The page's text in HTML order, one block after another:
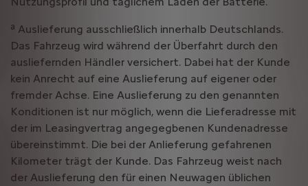
a Auslieferung ausschließlich innerhalb Deutschlands.
Das Fahrzeug wird während der Überfahrt durch den
ausliefernden Händler versichert. Dabei hat der Kunde
kein Anrecht auf eine Auslieferung auf eigener oder
fremder Achse. Eine Auslieferung zu den genannten
Konditionen ist nur möglich, wenn die Lieferadresse mit
der im Leasingvertrag angegegbenen Kundenadresse
übereinstimmt. Die bei der Anlieferung gefahrenen
Kilometer trägt der Kunde. Das Fahrzeug weist nach
der Auslieferung den für einen Neuwagen üblichen